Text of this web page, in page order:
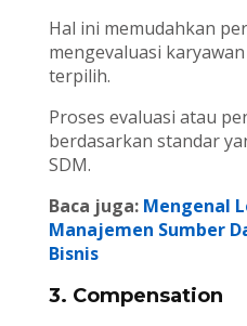
Hal ini memudahkan
mengevaluasi
terpilih.
Proses evaluasi atau
berdasarkan standar
SDM.
Baca juga: Mengenal
Manajemen Sumber
Bisnis
3. Compensation